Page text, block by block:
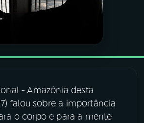
- Amazônia desta
falou sobre a importância
o corpo e para a mente